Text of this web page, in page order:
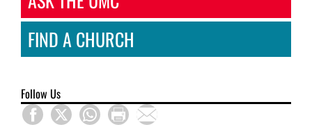
FIND A CHURCH
Follow Us